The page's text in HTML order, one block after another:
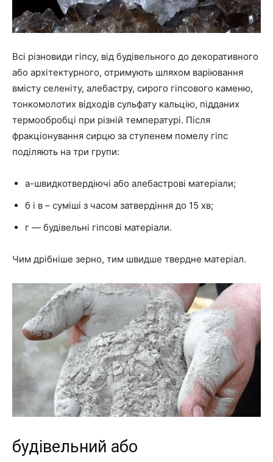
Всі різновиди гіпсу, від будівельного до декоративного
або архітектурного, отримують шляхом варіювання
вмісту селеніту, алебастру, сирого гіпсового каменю,
тонкомолотих відходів сульфату кальцію, підданих
термообробці при різній температурі. Після
фракціонування сирцю за ступенем помелу гіпс
поділяють на три групи:
а-швидкотвердіючі або алебастрові матеріали;
б і в – суміші з часом затвердіння до 15 хв;
г — будівельні гіпсові матеріали.
Чим дрібніше зерно, тим швидше твердне матеріал.
будівельний або